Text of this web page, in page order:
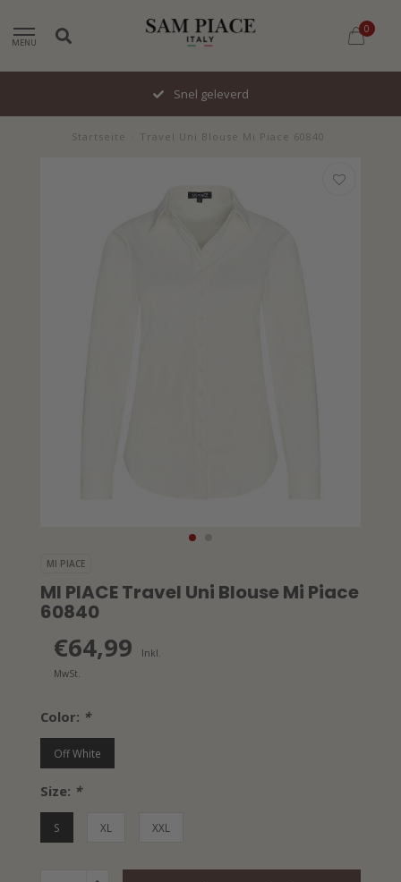
MENU
0
Snel geleverd
Startseite Travel Uni Blouse Mi Piace 60840
MI PIACE
MI PIACE Travel Uni Blouse Mi Piace
60840
€64,99
Inkl.
MwSt.
Color: *
Off White
Size: *
S XL XXL